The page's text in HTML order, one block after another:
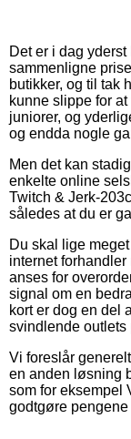
Det er i dag
sammenligne
butikker, og til tak
kunne slippe for
juniorer, og
og endda nogle
Men det kan
enkelte online
Twitch & Jerk-
således at du er
Du skal lige
internet
anses for
signal om en
kort er dog en del
svindlende outlets
Vi foreslår
en anden løsning
som for eksempel
godtgøre